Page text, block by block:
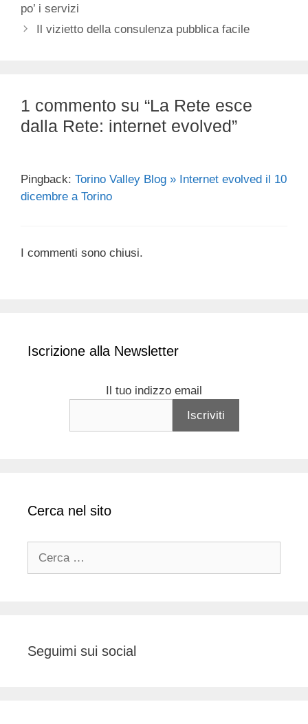
po’ i servizi
Il vizietto della consulenza pubblica facile
1 commento su “La Rete esce
dalla Rete: internet evolved”
Pingback: Torino Valley Blog » Internet evolved il 10
dicembre a Torino
I commenti sono chiusi.
Iscrizione alla Newsletter
Il tuo indizzo email
Cerca nel sito
Seguimi sui social